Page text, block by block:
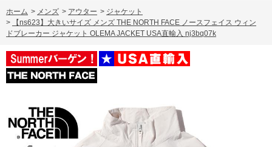
ホーム > メンズ > アウター > ジャケット
>
【ns623】大きいサイズ メンズ THE NORTH FACE ノースフェイス ウィン
ドブレーカー ジャケット OLEMA JACKET USA直輸入 nj3bq07k